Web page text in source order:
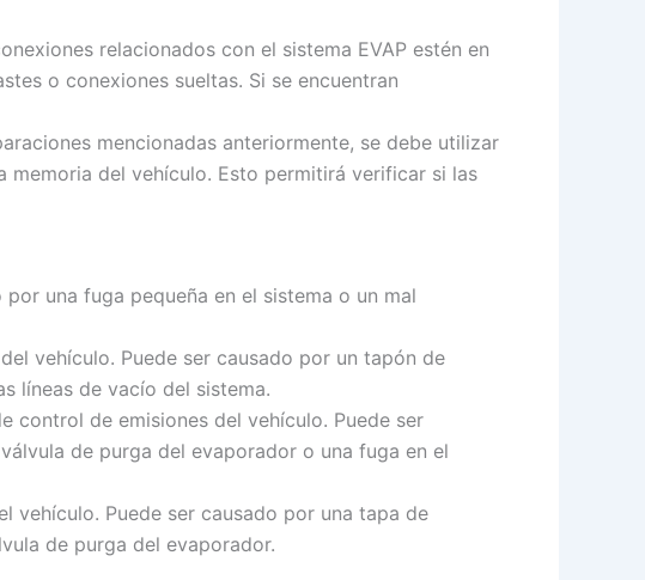
relacionados con el sistema EVAP estén en
o conexiones sueltas. Si se encuentran
mencionadas anteriormente, se debe utilizar
del vehículo. Esto permitirá verificar si las
una fuga pequeña en el sistema o un mal
vehículo. Puede ser causado por un tapón de
líneas de vacío del sistema.
control de emisiones del vehículo. Puede ser
de purga del evaporador o una fuga en el
vehículo. Puede ser causado por una tapa de
de purga del evaporador.